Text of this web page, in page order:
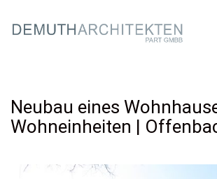
Neubau eines
Wohneinheiten |